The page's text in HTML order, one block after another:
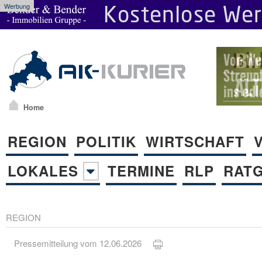
Werbung
Home
REGION POLITIK WIRTSCHAFT
LOKALES
TERMINE RLP
REGION
Pressemitteilung vom 12.06.2026